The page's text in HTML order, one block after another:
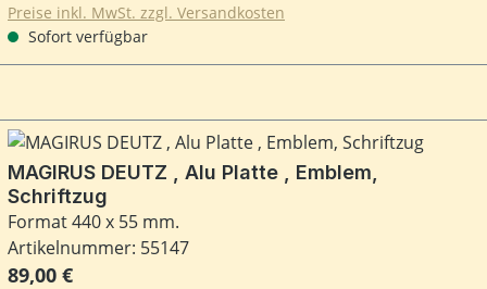
Preise inkl. MwSt. zzgl. Versandkosten
Sofort verfügbar
MAGIRUS DEUTZ , Alu Platte , Emblem,
Schriftzug
Format 440 x 55 mm.
Artikelnummer: 55147
Regulärer Preis:
89,00 €